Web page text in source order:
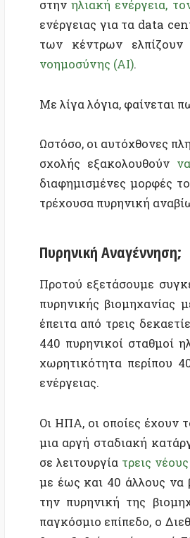
Ωστόσο, οι αυτόχθονες
σχολής εξακολουθούννα
διαφημισμένες μορφές
Προτού εξετάσουμε
πυρηνικής βιομηχανίας με
έπειτα από τρεις
440 πυρηνικοί σταθμοί
Οι ΗΠΑ, οι οποίες έχουν
μια αργή σταδιακή
σε λειτουργία
τρεις νέους
με έως και 40 άλλους να
την πυρηνική της
παγκόσμιο επίπεδο, ο
θα αυξηθεί σε πάνω από 700
παρουσίασε μια φιλόδοξη
πυρηνικής ικανότητας
βασικό ρόλο.
Οι κύριοι παράγοντες που
κλιματική αλλαγή
ενέργειαςαπό τις